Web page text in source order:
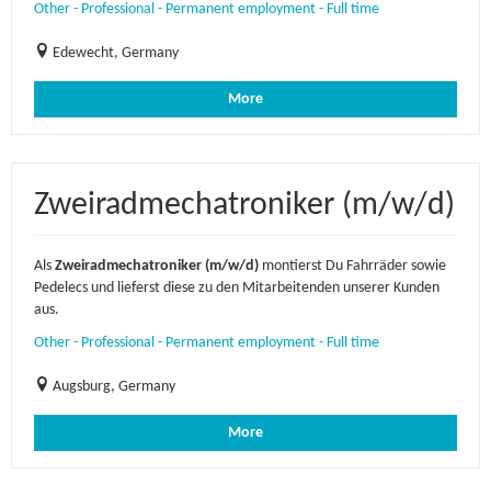
Other - Professional - Permanent employment - Full time
Edewecht, Germany
More
Zweiradmechatroniker (m/w/d)
Als Zweiradmechatroniker (m/w/d) montierst Du Fahrräder sowie
Pedelecs und lieferst diese zu den Mitarbeitenden unserer Kunden
aus.
Other - Professional - Permanent employment - Full time
Augsburg, Germany
More